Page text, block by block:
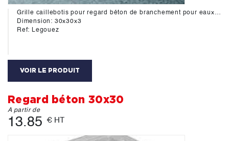
Grille caillebotis pour regard béton de branchement pour eaux pluviales (compatible regard legouez 30x30).
Dimension: 30x30x3
Ref: Legouez
VOIR LE PRODUIT
Regard béton 30x30
A partir de
13.85 € HT